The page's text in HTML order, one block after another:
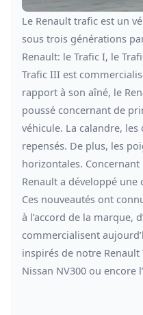
Le Renault trafic est un
sous trois générations
Renault: le Trafic I, le
Trafic III est
rapport à son aîné, le
poussé concernant de
véhicule. La calandre,
repensés. De plus, les
horizontales. Concernant
Renault a développé
Ces nouveautés ont
à l’accord de la marque,
commercialisent
inspirés de notre
Nissan NV300 ou encore